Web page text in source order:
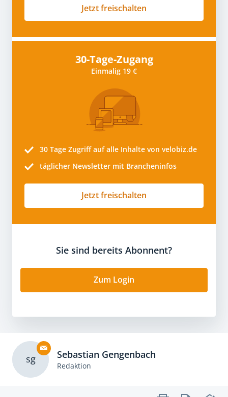
Jetzt freischalten
30-Tage-Zugang
Einmalig 19 €
30 Tage Zugriff auf alle Inhalte von velobiz.de
täglicher Newsletter mit Brancheninfos
Jetzt freischalten
Sie sind bereits Abonnent?
Zum Login
sg Sebastian Gengenbach
Redaktion